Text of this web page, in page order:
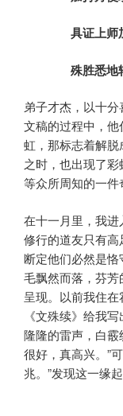
具证上师
殊胜悉地
弟子才杰，以十
文稿的过程中，
虹，那标志着解
之时，也出现了
等众所周知的一件
在十一月里，我进
修行的道友只有
断定他们必然是
毛飘然而落，芬
呈现。以前我住
《文殊续》给我
隆隆的雷声，白霰
很好，真高兴。”
兆。”发现这一缘